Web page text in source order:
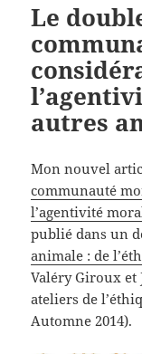
Le
autres
Mon nouvel
communauté
l’agentivité
publié dans un
animale : de
Valéry Giroux et
ateliers de
Automne 2014).